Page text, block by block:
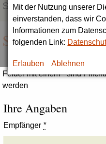
Mit der Nutzung unserer
einverstanden, dass wir
Informationen zum
folgenden Link:
Erlauben Ablehnen
SERVICE
Seite empfehlen
Felder mit einem * sind
werden
Ihre Angaben
Empfänger *